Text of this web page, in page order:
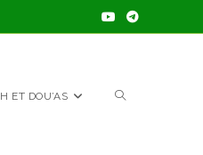
ET DOU’AS TOGGLE